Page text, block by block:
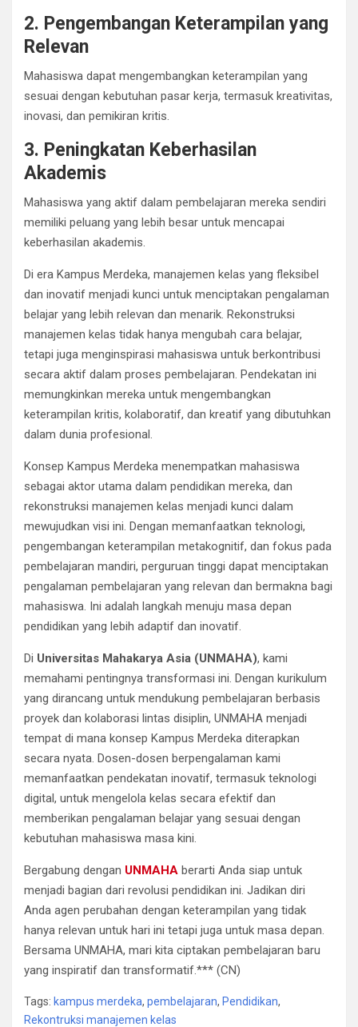
2. Pengembangan Keterampilan yang
Relevan
Mahasiswa dapat mengembangkan keterampilan yang
sesuai dengan kebutuhan pasar kerja, termasuk kreativitas,
inovasi, dan pemikiran kritis.
3. Peningkatan Keberhasilan
Akademis
Mahasiswa yang aktif dalam pembelajaran mereka sendiri
memiliki peluang yang lebih besar untuk mencapai
keberhasilan akademis.
Di era Kampus Merdeka, manajemen kelas yang fleksibel
dan inovatif menjadi kunci untuk menciptakan pengalaman
belajar yang lebih relevan dan menarik. Rekonstruksi
manajemen kelas tidak hanya mengubah cara belajar,
tetapi juga menginspirasi mahasiswa untuk berkontribusi
secara aktif dalam proses pembelajaran. Pendekatan ini
memungkinkan mereka untuk mengembangkan
keterampilan kritis, kolaboratif, dan kreatif yang dibutuhkan
dalam dunia profesional.
Konsep Kampus Merdeka menempatkan mahasiswa
sebagai aktor utama dalam pendidikan mereka, dan
rekonstruksi manajemen kelas menjadi kunci dalam
mewujudkan visi ini. Dengan memanfaatkan teknologi,
pengembangan keterampilan metakognitif, dan fokus pada
pembelajaran mandiri, perguruan tinggi dapat menciptakan
pengalaman pembelajaran yang relevan dan bermakna bagi
mahasiswa. Ini adalah langkah menuju masa depan
pendidikan yang lebih adaptif dan inovatif.
Di Universitas Mahakarya Asia (UNMAHA), kami
memahami pentingnya transformasi ini. Dengan kurikulum
yang dirancang untuk mendukung pembelajaran berbasis
proyek dan kolaborasi lintas disiplin, UNMAHA menjadi
tempat di mana konsep Kampus Merdeka diterapkan
secara nyata. Dosen-dosen berpengalaman kami
memanfaatkan pendekatan inovatif, termasuk teknologi
digital, untuk mengelola kelas secara efektif dan
memberikan pengalaman belajar yang sesuai dengan
kebutuhan mahasiswa masa kini.
Bergabung dengan UNMAHA berarti Anda siap untuk
menjadi bagian dari revolusi pendidikan ini. Jadikan diri
Anda agen perubahan dengan keterampilan yang tidak
hanya relevan untuk hari ini tetapi juga untuk masa depan.
Bersama UNMAHA, mari kita ciptakan pembelajaran baru
yang inspiratif dan transformatif.*** (CN)
Tags: kampus merdeka, pembelajaran, Pendidikan,
Rekontruksi manajemen kelas